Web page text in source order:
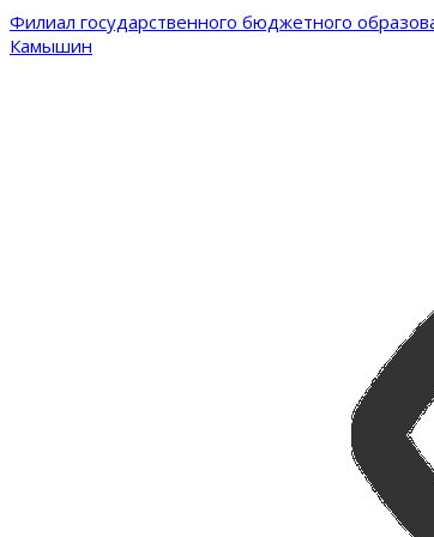
Филиал государственного бюджетного
Камышин